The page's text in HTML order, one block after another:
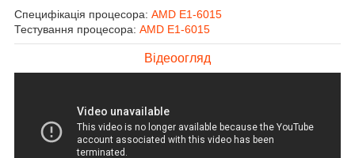
Специфікація процесора: AMD E1-6015
Тестування процесора: AMD E1-6015
Відеоогляд